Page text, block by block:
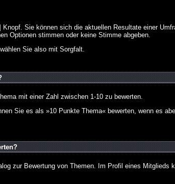
Sie können sich die aktuellen Resultate einer
Optionen stimmen oder keine Stimme abgeben.
Sie also mit Sorgfalt.
mit einer Zahl zwischen 1-10 zu bewerten.
Sie es als »10 Punkte Thema« bewerten, wenn es
zur Bewertung von Themen. Im Profil eines Mitglieds